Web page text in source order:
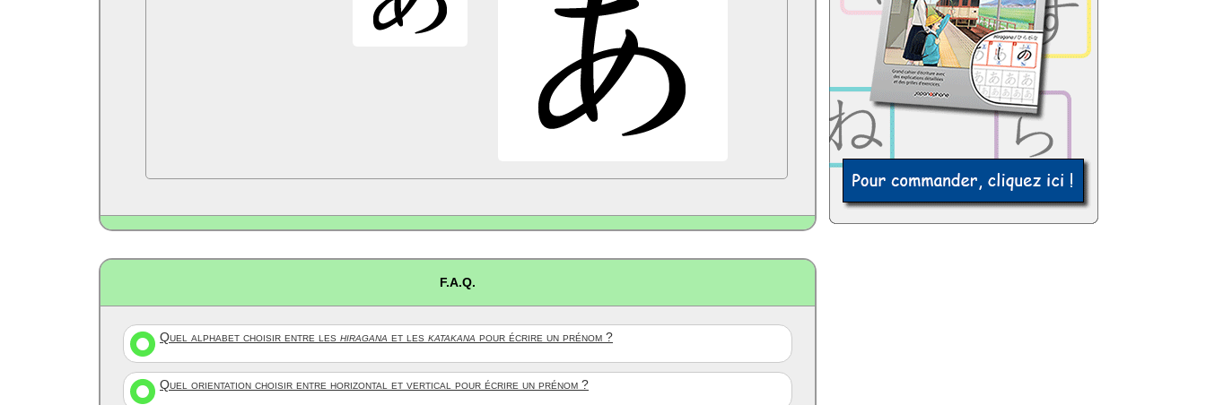
F.A.Q.
Quel alphabet choisir entre les hiragana et les katakana pour écrire un prénom ?
Quel orientation choisir entre horizontal et vertical pour écrire un prénom ?